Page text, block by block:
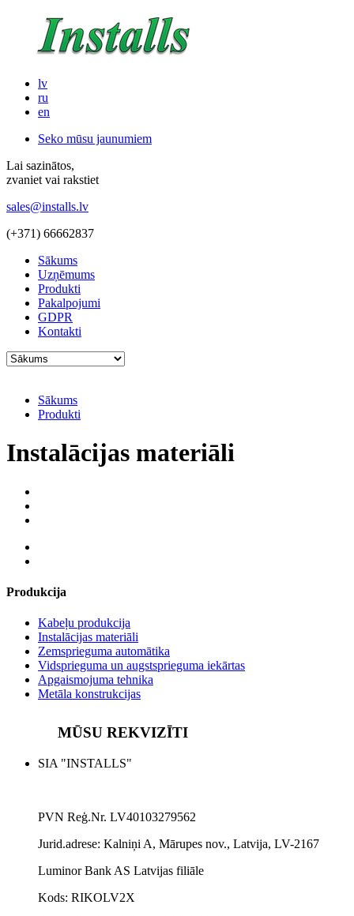
lv
ru
en
Seko mūsu jaunumiem
Lai sazinātos,
zvaniet vai rakstiet
sales@installs.lv
(+371) 66662837
Sākums
Uzņēmums
Produkti
Pakalpojumi
GDPR
Kontakti
Sākums
Produkti
Instalācijas materiāli
Produkcija
Kabeļu produkcija
Instalācijas materiāli
Zemsprieguma automātika
Vidsprieguma un augstsprieguma iekārtas
Apgaismojuma tehnika
Metāla konstrukcijas
MŪSU REKVIZĪTI
SIA "INSTALLS"
PVN Reģ.Nr. LV40103279562
Jurid.adrese: Kalniņi A, Mārupes nov., Latvija, LV-2167
Luminor Bank AS Latvijas filiāle
Kods: RIKOLV2X